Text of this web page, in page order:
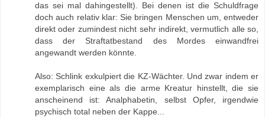
das sei mal dahingestellt). Bei denen ist die Schuldfrage
doch auch relativ klar: Sie bringen Menschen um, entweder
direkt oder zumindest nicht sehr indirekt, vermutlich alle so,
dass der Straftatbestand des Mordes einwandfrei
angewandt werden könnte.
Also: Schlink exkulpiert die KZ-Wächter. Und zwar indem er
exemplarisch eine als die arme Kreatur hinstellt, die sie
anscheinend ist: Analphabetin, selbst Opfer, irgendwie
psychisch total neben der Kappe...